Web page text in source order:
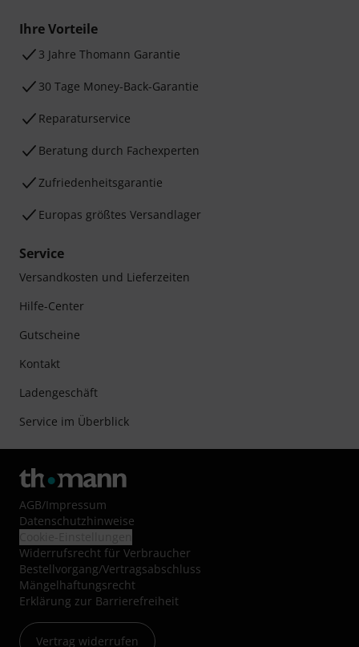
Ihre Vorteile
3 Jahre Thomann Garantie
30 Tage Money-Back-Garantie
Reparaturservice
Beratung durch Fachexperten
Zufriedenheitsgarantie
Europas größtes Versandlager
Service
Versandkosten und Lieferzeiten
Hilfe-Center
Gutscheine
Kontakt
Ladengeschäft
Service im Überblick
AGB/Impressum
Datenschutzhinweise
Widerrufsrecht für Verbraucher
Bestellvorgang/Vertragsabschluss
Mängelhaftungsrecht
Erklärung zur Barrierefreiheit
Vertrag widerrufen